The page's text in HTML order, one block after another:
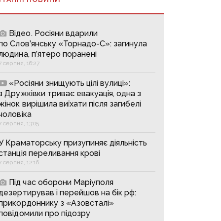
Відео. Росіяни вдарили
Слов’янську «Торнадо-С»: загинула
п’ятеро поранені
серпня, 16:27
«Росіяни знищують цілі вулиці»:
Дружківки триває евакуація, одна з
вирішила виїхати після загибелі
серпня, 13:05
Краматорську призупиняє діяльність
переливання крові
серпня, 12:16
Під час оборони Маріуполя
і перейшов на бік рф:
з «Азовсталі»
про підозру